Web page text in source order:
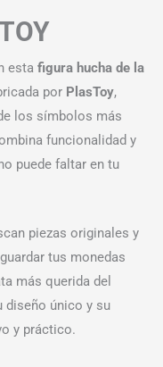
esta figura hucha de la
por PlasToy,
los símbolos más
funcionalidad y
puede faltar en tu
piezas originales y
tus monedas
más querida del
diseño único y su
y práctico.